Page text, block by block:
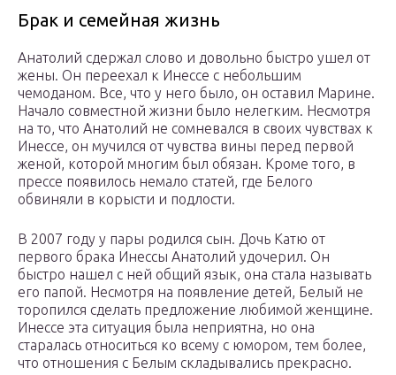
Брак и семейная жизнь
Анатолий сдержал слово и довольно быстро ушел от
жены. Он переехал к Инессе с небольшим
чемоданом. Все, что у него было, он оставил Марине.
Начало совместной жизни было нелегким. Несмотря
на то, что Анатолий не сомневался в своих чувствах к
Инессе, он мучился от чувства вины перед первой
женой, которой многим был обязан. Кроме того, в
прессе появилось немало статей, где Белого
обвиняли в корысти и подлости.
В 2007 году у пары родился сын. Дочь Катю от
первого брака Инессы Анатолий удочерил. Он
быстро нашел с ней общий язык, она стала называть
его папой. Несмотря на появление детей, Белый не
торопился сделать предложение любимой женщине.
Инессе эта ситуация была неприятна, но она
старалась относиться ко всему с юмором, тем более,
что отношения с Белым складывались прекрасно.